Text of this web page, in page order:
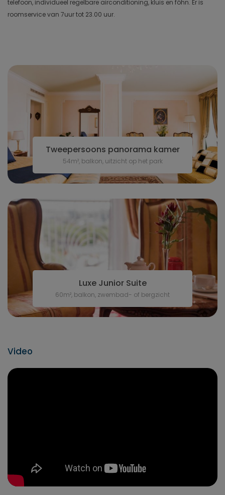
telefoon, individueel regelbare airconditioning, kluis en föhn. Er is
roomservice van 7uur tot 23.00 uur.
Tweepersoons panorama kamer
54m², balkon, uitzicht op het park
Luxe Junior Suite
60m², balkon, zwembad- of bergzicht
Video